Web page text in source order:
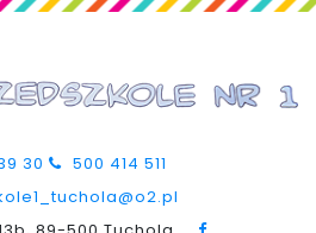
30
500 414 511